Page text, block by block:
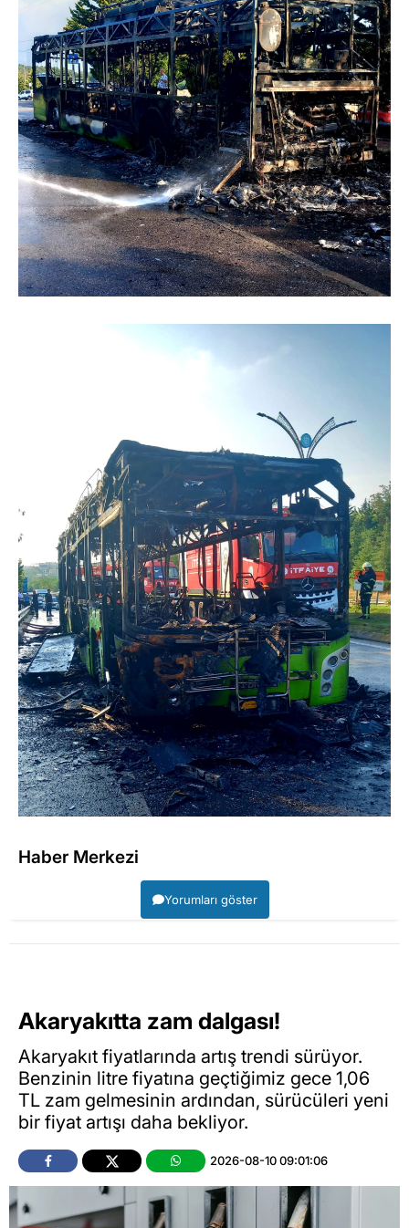
Haber Merkezi
Yorumları göster
Akaryakıtta zam dalgası!
Akaryakıt fiyatlarında artış trendi sürüyor.
Benzinin litre fiyatına geçtiğimiz gece 1,06
TL zam gelmesinin ardından, sürücüleri yeni
bir fiyat artışı daha bekliyor.
2026-08-10 09:01:06